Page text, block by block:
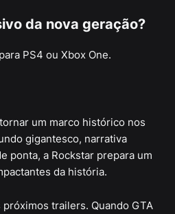
da nova geração?
PS4 ou Xbox One.
um marco histórico nos
gigantesco, narrativa
ponta, a Rockstar prepara um
da história.
trailers. Quando GTA